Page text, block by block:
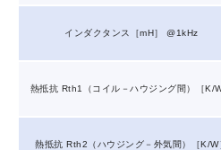
インダクタンス［mH］ @1kHz
熱抵抗 Rth1（コイル－ハウジング間）［K/W
熱抵抗 Rth2（ハウジング－外気間）［K/W